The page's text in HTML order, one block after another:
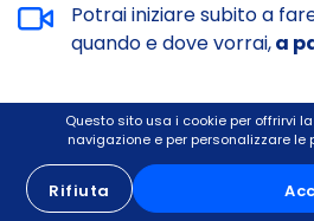
Potrai iniziare subito a
quando e dove vorrai,a
Iniziamo
Questo sito usa i cookie per offrirvi
navigazione e per personalizzare le
Rifiuta